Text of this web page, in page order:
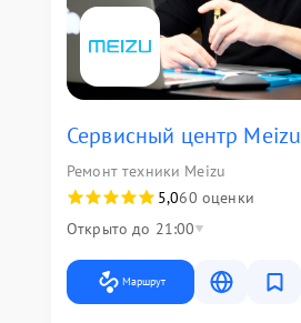
Сервисный центр Meizu
Ремонт техники Meizu
5,060 оценки
Открыто до 21:00
Маршрут